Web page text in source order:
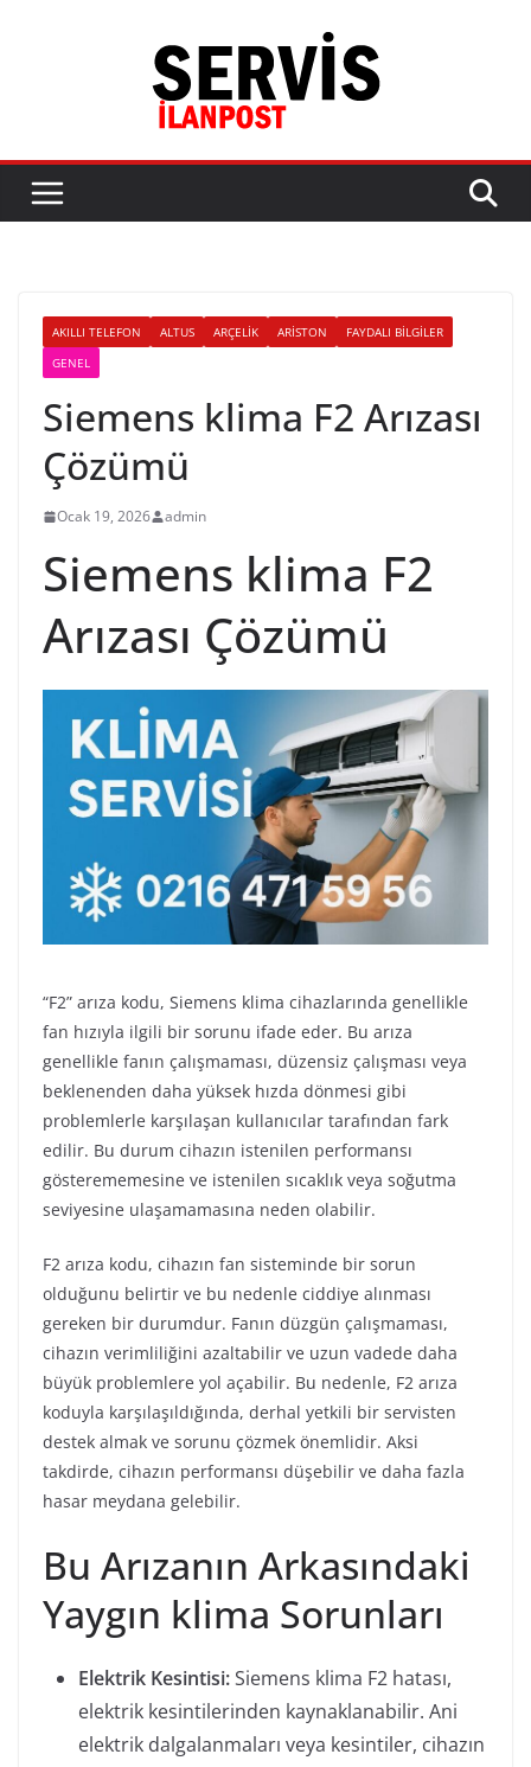
AKILLI TELEFON ALTUS ARÇELIK ARISTON
FAYDALI BILGILER
GENEL
Siemens klima F2 Arızası
Çözümü
Ocak 19, 2026 admin
Siemens klima F2
Arızası Çözümü
“F2” arıza kodu, Siemens klima cihazlarında genellikle
fan hızıyla ilgili bir sorunu ifade eder. Bu arıza
genellikle fanın çalışmaması, düzensiz çalışması veya
beklenenden daha yüksek hızda dönmesi gibi
problemlerle karşılaşan kullanıcılar tarafından fark
edilir. Bu durum cihazın istenilen performansı
gösterememesine ve istenilen sıcaklık veya soğutma
seviyesine ulaşamamasına neden olabilir.
F2 arıza kodu, cihazın fan sisteminde bir sorun
olduğunu belirtir ve bu nedenle ciddiye alınması
gereken bir durumdur. Fanın düzgün çalışmaması,
cihazın verimliliğini azaltabilir ve uzun vadede daha
büyük problemlere yol açabilir. Bu nedenle, F2 arıza
koduyla karşılaşıldığında, derhal yetkili bir servisten
destek almak ve sorunu çözmek önemlidir. Aksi
takdirde, cihazın performansı düşebilir ve daha fazla
hasar meydana gelebilir.
Bu Arızanın Arkasındaki
Yaygın klima Sorunları
Elektrik Kesintisi:Siemens klima F2 hatası,
elektrik kesintilerinden kaynaklanabilir. Ani
elektrik dalgalanmaları veya kesintiler, cihazın